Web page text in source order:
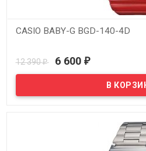
CASIO BABY-G BGD-140-4D
12 390₽ 6 600 ₽